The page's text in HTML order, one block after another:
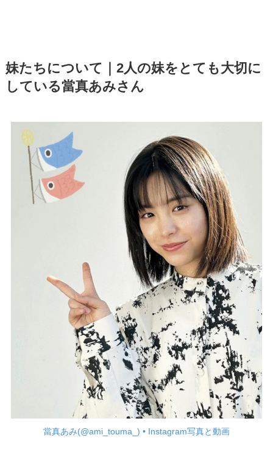
妹たちについて｜2人の妹をとても大切に
している當真あみさん
當真あみ(@ami_touma_) • Instagram写真と動画